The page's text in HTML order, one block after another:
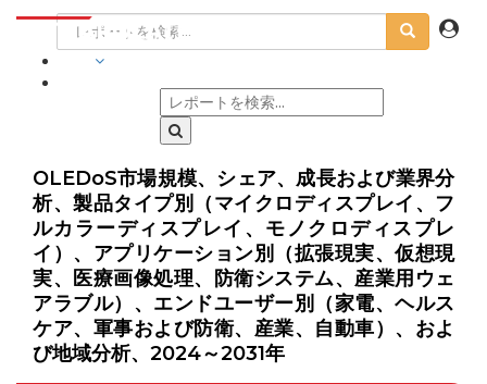
OLEDoS市場規模、シェア、成長および業界分
析、製品タイプ別（マイクロディスプレイ、フ
ルカラーディスプレイ、モノクロディスプレ
イ）、アプリケーション別（拡張現実、仮想現
実、医療画像処理、防衛システム、産業用ウェ
アラブル）、エンドユーザー別（家電、ヘルス
ケア、軍事および防衛、産業、自動車）、およ
び地域分析、2024～2031年